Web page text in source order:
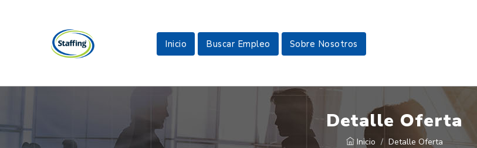
Inicio Buscar Empleo Sobre Nosotros
Detalle Oferta
Inicio Detalle Oferta